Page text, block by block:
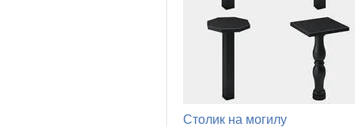
Столик на могилу